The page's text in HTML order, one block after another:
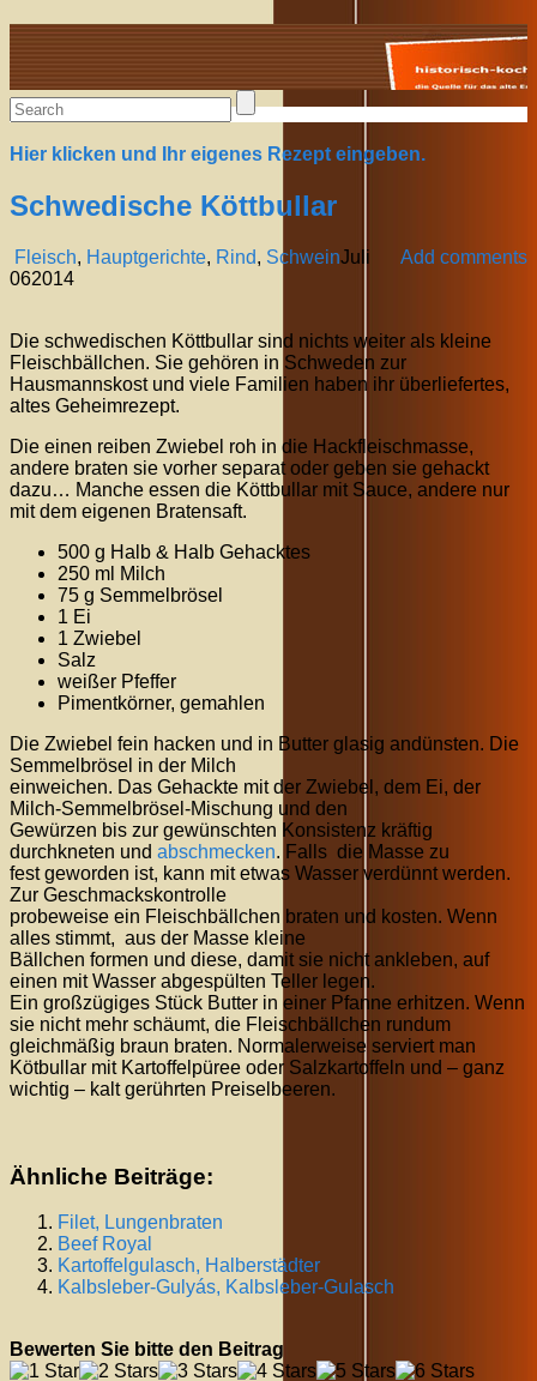
Alte Rezepte online
Hier klicken und Ihr eigenes Rezept eingeben.
Schwedische Köttbullar
Fleisch, Hauptgerichte, Rind, Schwein Add comments
Juli
062014
Die schwedischen Köttbullar sind nichts weiter als kleine
Fleischbällchen. Sie gehören in Schweden zur
Hausmannskost und viele Familien haben ihr überliefertes,
altes Geheimrezept.
Die einen reiben Zwiebel roh in die Hackfleischmasse,
andere braten sie vorher separat oder geben sie gehackt
dazu… Manche essen die Köttbullar mit Sauce, andere nur
mit dem eigenen Bratensaft.
500 g Halb & Halb Gehacktes
250 ml Milch
75 g Semmelbrösel
1 Ei
1 Zwiebel
Salz
weißer Pfeffer
Pimentkörner, gemahlen
Die Zwiebel fein hacken und in Butter glasig andünsten. Die
Semmelbrösel in der Milch
einweichen. Das Gehackte mit der Zwiebel, dem Ei, der
Milch-Semmelbrösel-Mischung und den
Gewürzen bis zur gewünschten Konsistenz kräftig
durchkneten und abschmecken. Falls die Masse zu
fest geworden ist, kann mit etwas Wasser verdünnt werden.
Zur Geschmackskontrolle
probeweise ein Fleischbällchen braten und kosten. Wenn
alles stimmt, aus der Masse kleine
Bällchen formen und diese, damit sie nicht ankleben, auf
einen mit Wasser abgespülten Teller legen.
Ein großzügiges Stück Butter in einer Pfanne erhitzen. Wenn
sie nicht mehr schäumt, die Fleischbällchen rundum
gleichmäßig braun braten. Normalerweise serviert man
Kötbullar mit Kartoffelpüree oder Salzkartoffeln und – ganz
wichtig – kalt gerührten Preiselbeeren.
Ähnliche Beiträge:
Filet, Lungenbraten
Beef Royal
Kartoffelgulasch, Halberstädter
Kalbsleber-Gulyás, Kalbsleber-Gulasch
Bewerten Sie bitte den Beitrag